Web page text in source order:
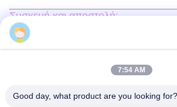
Συσκευή και αποστολή:
Συσκευή και αποστολή εξαρτημάτων
Τα εξαρτήματα της μηχανής στεντέρ θα
ασφάλεια για να διασφαλιστεί ότι φτάνουν
εξαρτήματα θα συσκευάζονται σε ένα
πρόσθετο μαλακωτικό υλικό για την
ότι όλα τα μέρη έχουν καταγραφεί.
7:54 AM
Good day, what product are you looking for?